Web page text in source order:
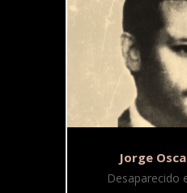
Jorge
Desaparecido